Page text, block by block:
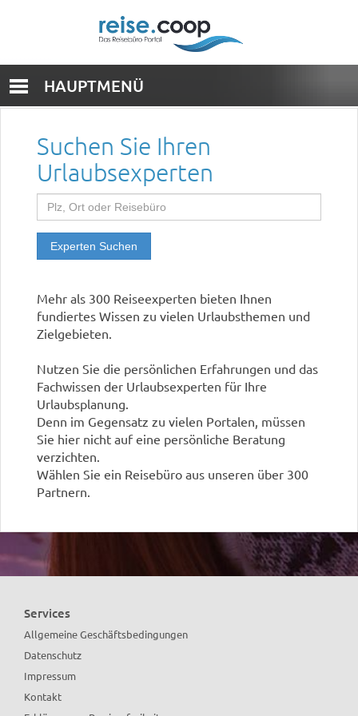
HAUPTMENÜ
Suchen Sie Ihren
Urlaubsexperten
Experten Suchen
Mehr als 300 Reiseexperten bieten Ihnen
fundiertes Wissen zu vielen Urlaubsthemen und
Zielgebieten.
Nutzen Sie die persönlichen Erfahrungen und das
Fachwissen der Urlaubsexperten für Ihre
Urlaubsplanung.
Denn im Gegensatz zu vielen Portalen, müssen
Sie hier nicht auf eine persönliche Beratung
verzichten.
Wählen Sie ein Reisebüro aus unseren über 300
Partnern.
Nähe!
Services
Allgemeine Geschäftsbedingungen
Datenschutz
Impressum
Kontakt